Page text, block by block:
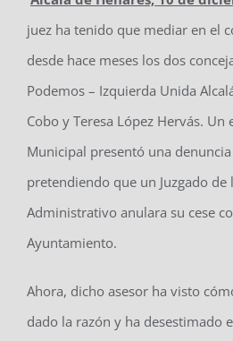
juez ha tenido que mediar en el
desde hace meses los dos
Podemos – Izquierda Unida
Cobo y Teresa López Hervás.
Municipal presentó una
pretendiendo que un Juzgado de
Administrativo anulara su cese
Ayuntamiento.
Ahora, dicho asesor ha visto
dado la razón y ha desestimado